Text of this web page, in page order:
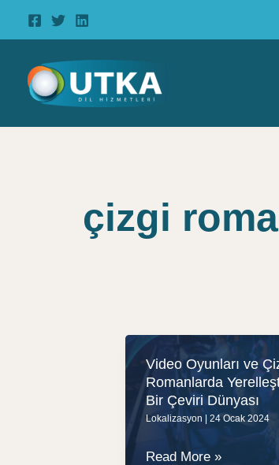
çizgi
Video Oyunları ve
Romanlarda
Bir Çeviri Dünyası
Lokalizasyon 24 Ocak 2024
Video
Read More »